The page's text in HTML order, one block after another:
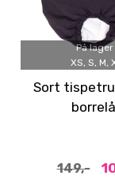
På lager
XS, S, M,
Sort
149,-